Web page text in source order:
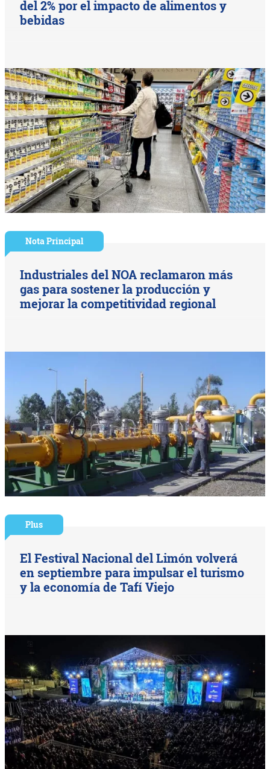
del 2% por el impacto de alimentos y
bebidas
Nota Principal
Industriales del NOA reclamaron más
gas para sostener la producción y
mejorar la competitividad regional
Plus
El Festival Nacional del Limón volverá
en septiembre para impulsar el turismo
y la economía de Tafí Viejo